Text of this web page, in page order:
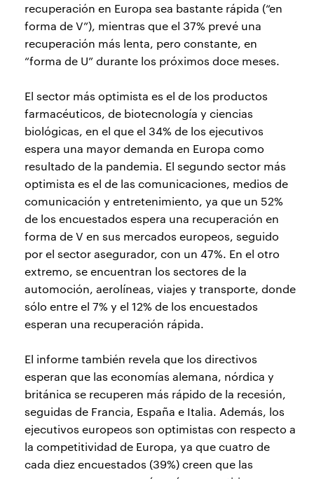
recuperación en Europa sea bastante rápida (“en
forma de V”), mientras que el 37% prevé una
recuperación más lenta, pero constante, en
“forma de U” durante los próximos doce meses.
El sector más optimista es el de los productos
farmacéuticos, de biotecnología y ciencias
biológicas, en el que el 34% de los ejecutivos
espera una mayor demanda en Europa como
resultado de la pandemia. El segundo sector más
optimista es el de las comunicaciones, medios de
comunicación y entretenimiento, ya que un 52%
de los encuestados espera una recuperación en
forma de V en sus mercados europeos, seguido
por el sector asegurador, con un 47%. En el otro
extremo, se encuentran los sectores de la
automoción, aerolíneas, viajes y transporte, donde
sólo entre el 7% y el 12% de los encuestados
esperan una recuperación rápida.
El informe también revela que los directivos
esperan que las economías alemana, nórdica y
británica se recuperen más rápido de la recesión,
seguidas de Francia, España e Italia. Además, los
ejecutivos europeos son optimistas con respecto a
la competitividad de Europa, ya que cuatro de
cada diez encuestados (39%) creen que las